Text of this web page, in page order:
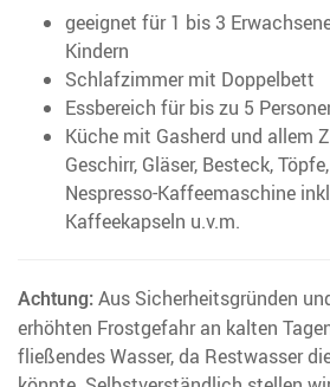
geeignet für 1 bis 3
Kindern
Schlafzimmer mit Doppelbett
Essbereich für bis zu 5
Küche mit Gasherd und allem
Geschirr, Gläser, Besteck,
Nespresso-Kaffeemaschine
Kaffeekapseln u.v.m.
Achtung: Aus Sicherheitsgründen
erhöhten Frostgefahr an kalten
fließendes Wasser, da Restwasser